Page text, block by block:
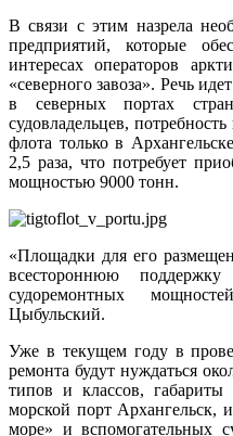
В связи с этим назрела
предприятий, которые
интересах операторов
«северного завоза». Речь
в северных портах
судовладельцев,
флота только в
2,5 раза, что потребует
мощностью 9000 тонн.
«Площадки для его
всестороннюю
судоремонтных
Цыбульский.
Уже в текущем году в
ремонта будут нуждаться
типов и классов, габариты
морской порт Архангельск,
море» и вспомогательных